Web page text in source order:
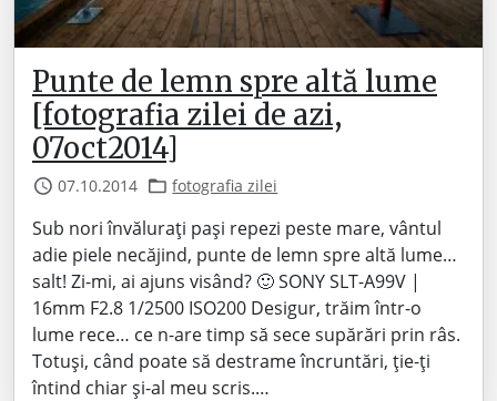
Punte de lemn spre altă lume
[fotografia zilei de azi,
07oct2014]
07.10.2014 fotografia zilei
Sub nori învălurați pași repezi peste mare, vântul
adie piele necăjind, punte de lemn spre altă lume…
salt! Zi-mi, ai ajuns visând? 🙂 SONY SLT-A99V |
16mm F2.8 1/2500 ISO200 Desigur, trăim într-o
lume rece… ce n-are timp să sece supărări prin râs.
Totuși, când poate să destrame încruntări, ție-ți
întind chiar și-al meu scris.…